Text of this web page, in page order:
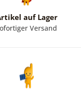
auf Lager
Versand